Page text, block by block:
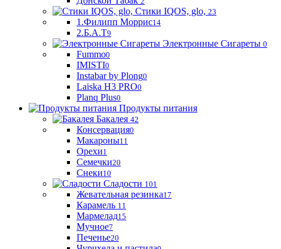
Стики IQOS, glo, 23
1.Филипп Моррис14
2.Б.А.Т9
Электронные Сигареты 0
Fummo0
IMISTI0
Instabar by Plong0
Laiska H3 PRO0
Planq Plus0
Продукты питания
Бакалея 42
Консервация0
Макароны11
Орехи1
Семечки20
Снеки10
Сладости 101
Жевательная резинка17
Карамель 11
Мармелад15
Мучное7
Печенье20